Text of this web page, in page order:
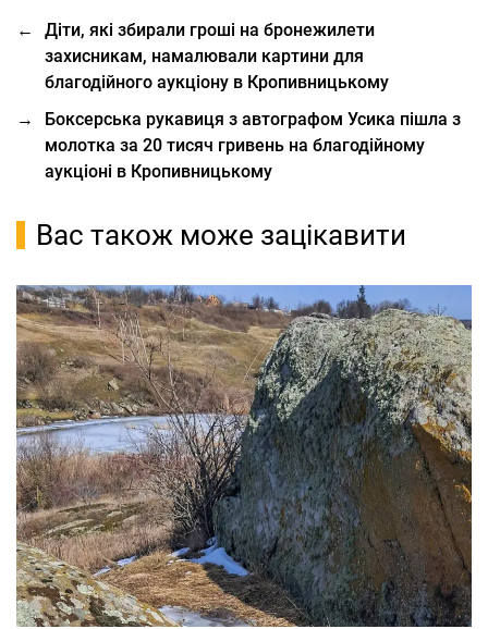
←
Діти, які збирали гроші на бронежилети
захисникам, намалювали картини для
благодійного аукціону в Кропивницькому
→
Боксерська рукавиця з автографом Усика пішла з
молотка за 20 тисяч гривень на благодійному
аукціоні в Кропивницькому
Вас також може зацікавити